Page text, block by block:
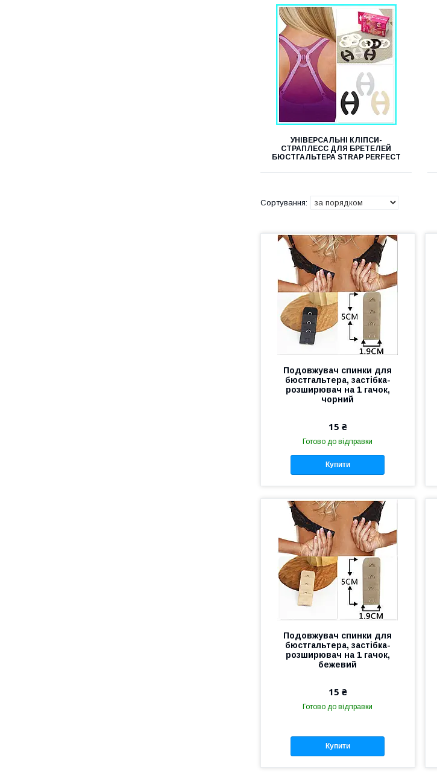
УНІВЕРСАЛЬНІ КЛІПСИ-
СТРАПЛЕСС ДЛЯ БРЕТЕЛЕЙ
БЮСТГАЛЬТЕРА STRAP PERFECT
Подовжувач спинки для
бюстгальтера, застібка-
розширювач на 1 гачок,
чорний
15 ₴
Готово до відправки
Купити
Подовжувач спинки для
бюстгальтера, застібка-
розширювач на 1 гачок,
бежевий
15 ₴
Готово до відправки
Купити